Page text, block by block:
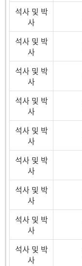
석사 및 박
사
석사 및 박
사
석사 및 박
사
석사 및 박
사
석사 및 박
사
석사 및 박
사
석사 및 박
사
석사 및 박
사
석사 및 박
사